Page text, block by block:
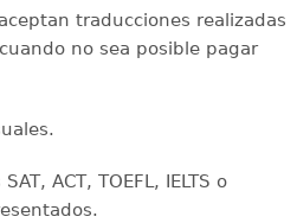
traducciones realizadas
no sea posible pagar
ACT, TOEFL, IELTS o